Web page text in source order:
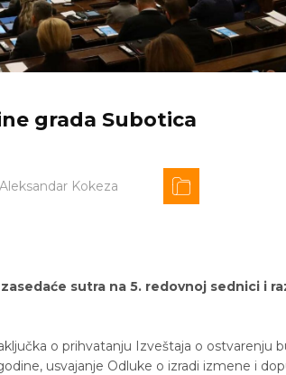
grada Subotica
Aleksandar Kokeza
sutra na 5. redovnoj sednici i
o prihvatanju Izveštaja o ostvarenju
usvajanje Odluke o izradi izmene i